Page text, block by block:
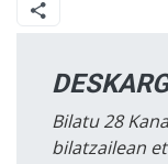
Bilatu 28
bilatzailean